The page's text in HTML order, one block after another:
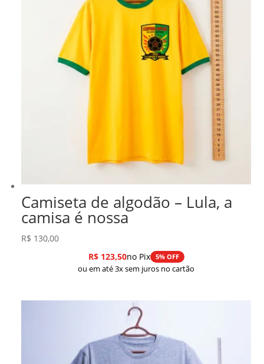
Camiseta de algodão – Lula, a
camisa é nossa
R$ 130,00
R$123,50no Pix 5% OFF
ou em até 3x sem juros no cartão